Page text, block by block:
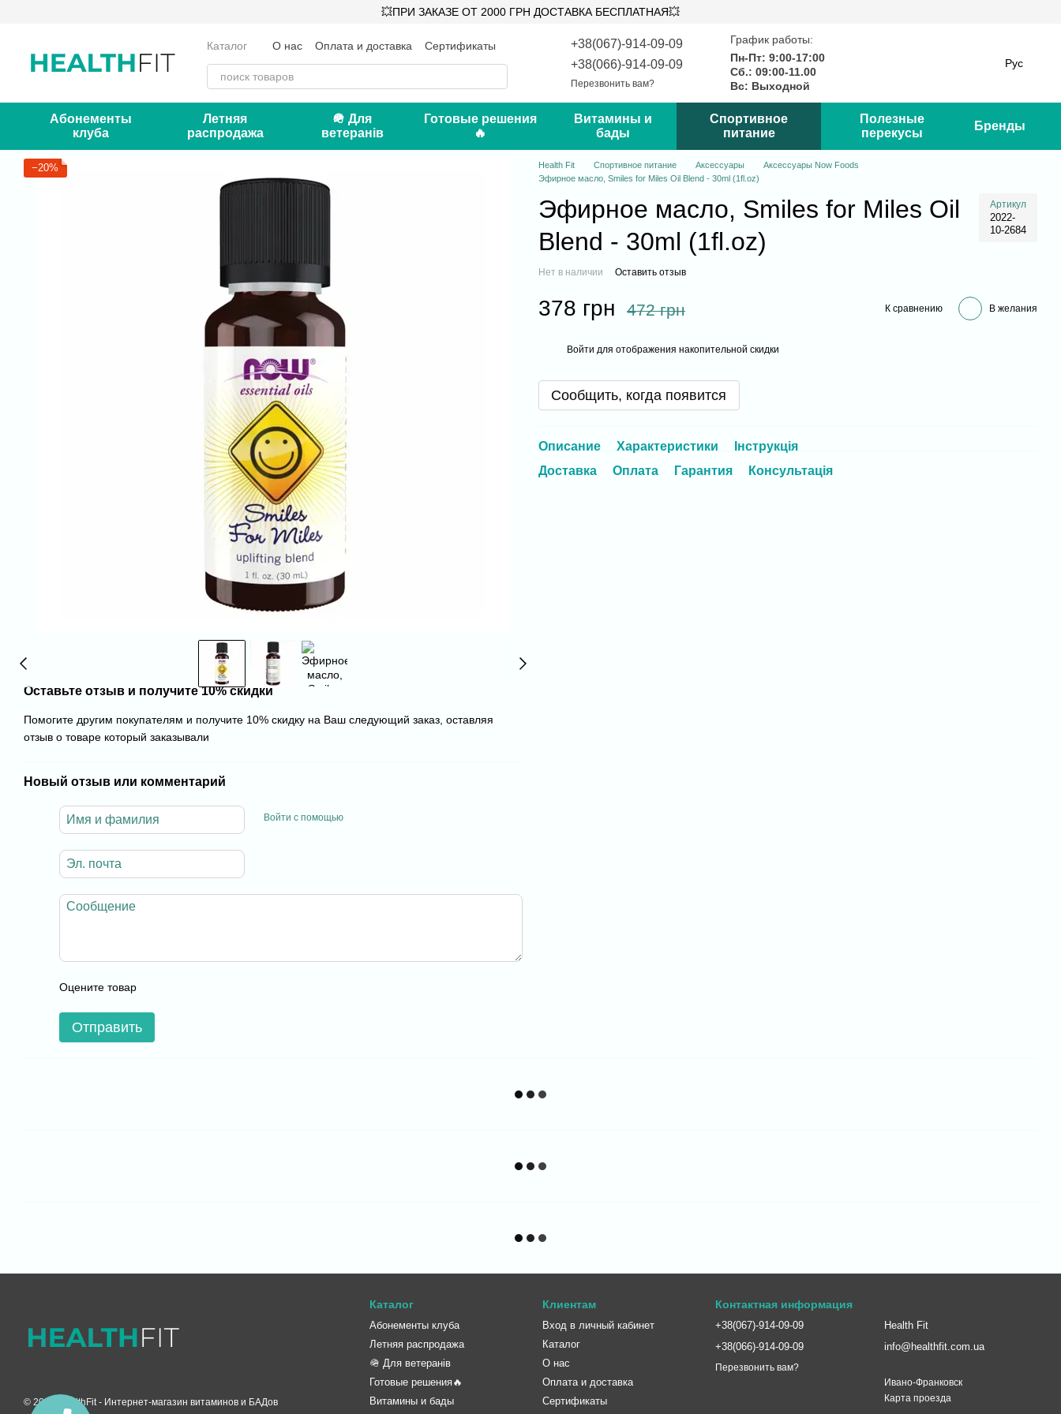
💥ПРИ ЗАКАЗЕ ОТ 2000 ГРН ДОСТАВКА БЕСПЛАТНАЯ💥
Каталог О нас Оплата и доставка
Сертификаты
Отзывы о магазине
Контакты Блог
+38(067)-914-09-09
+38(066)-914-09-09
Перезвонить вам?
График работы:
Пн-Пт: 9:00-17:00
Сб.: 09:00-11.00
Вс: Выходной
Рус
Абонементы
клуба
Летняя
распродажа
🪖 Для
ветеранів
Готовые решения
🔥
Витамины и
бады
Спортивное
питание
Полезные
перекусы
Бренды
−20%
Оставьте отзыв и получите 10% скидки
Помогите другим покупателям и получите 10% скидку на Ваш следующий заказ, оставляя
отзыв о товаре который заказывали
Новый отзыв или комментарий
Войти с помощью
Оцените товар
Отправить
Health Fit Спортивное питание Аксессуары
Аксессуары Now Foods
Эфирное масло, Smiles for Miles Oil Blend - 30ml (1fl.oz)
Эфирное масло, Smiles for Miles Oil
Blend - 30ml (1fl.oz)
Артикул
2022-
10-2684
Нет в наличии Оставить отзыв
378 грн 472 грн К сравнению В желания
Войти для отображения накопительной скидки
Сообщить, когда появится
Описание Характеристики
Інструкція
Доставка
Оплата Гарантия Консультація
© 2026 HealthFit - Интернет-магазин витаминов и БАДов
Каталог
Абонементы клуба
Летняя распродажа
🪖 Для ветеранів
Готовые решения🔥
Витамины и бады
Клиентам
Вход в личный кабинет
Каталог
О нас
Оплата и доставка
Сертификаты
Контактная информация
+38(067)-914-09-09
+38(066)-914-09-09
Перезвонить вам?
Health Fit
info@healthfit.com.ua
Ивано-Франковск
Карта проезда